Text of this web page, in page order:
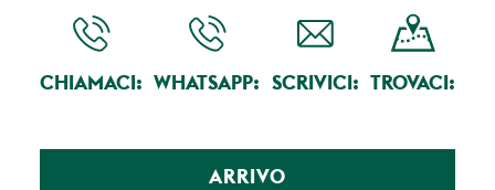
CHIAMACI: WHATSAPP: SCRIVICI: TROVACI:
ARRIVO